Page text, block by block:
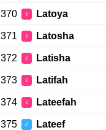
370 ♀ Latoya
371 ♀ Latosha
372 ♀ Latisha
373 ♀ Latifah
374 ♀ Lateefah
375 ♂ Lateef